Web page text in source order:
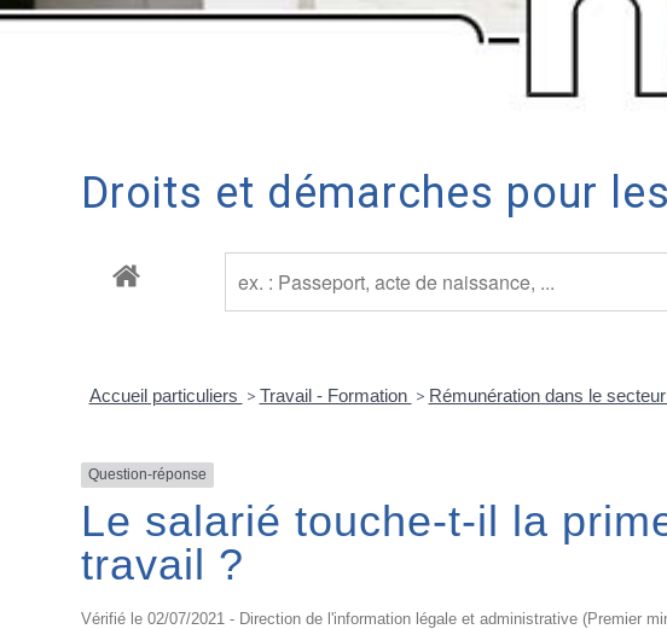
Droits et démarches pour
Accueil particuliers > Travail - Formation > Rémunération dans le
Question-réponse
Le salarié touche-t-il la
travail ?
Vérifié le 02/07/2021 - Direction de l'information légale et administrative (Premier